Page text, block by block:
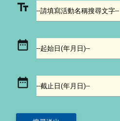
text_fields --請填寫活動名稱搜尋文字--
date_range --起始日(年月日)--
date_range --截止日(年月日)--